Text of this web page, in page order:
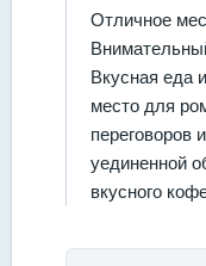
Отличное
Вкусная еда
место для
переговоров
уединенной
вкусного